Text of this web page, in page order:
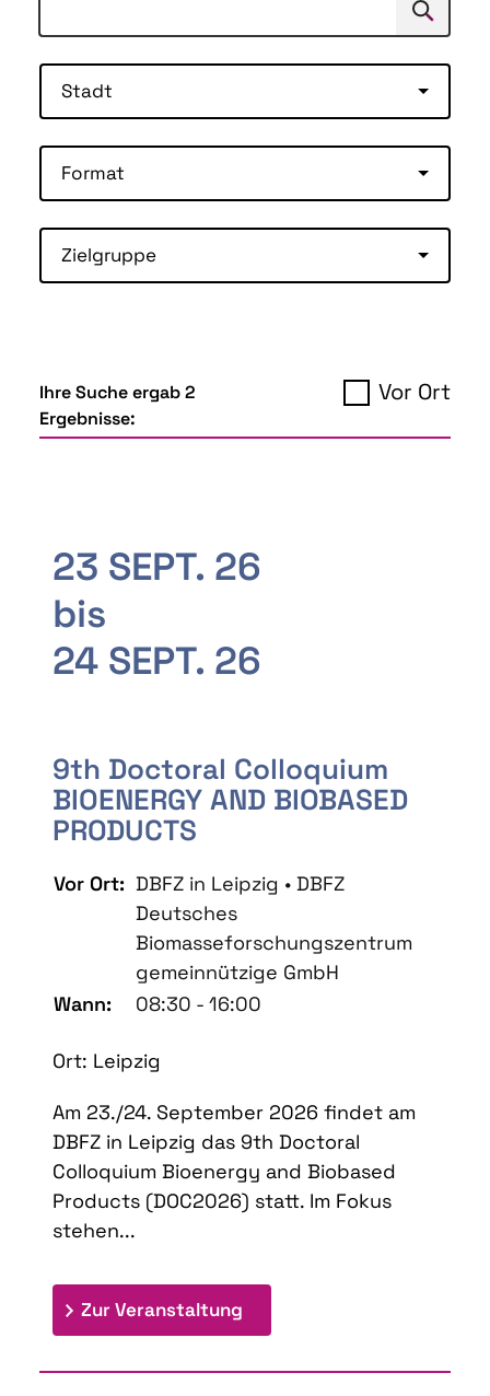
Suchen
Stadt
Format
Zielgruppe
Ihre Suche ergab 2
Ergebnisse:
Vor Ort
23 SEPT. 26
bis
24 SEPT. 26
9th Doctoral Colloquium
BIOENERGY AND BIOBASED
PRODUCTS
Vor Ort: DBFZ in Leipzig • DBFZ
Deutsches
Biomasseforschungszentrum
gemeinnützige GmbH
Wann:
08:30 - 16:00
Ort: Leipzig
Am 23./24. September 2026 findet am
DBFZ in Leipzig das 9th Doctoral
Colloquium Bioenergy and Biobased
Products (DOC2026) statt. Im Fokus
stehen...
Zur Veranstaltung